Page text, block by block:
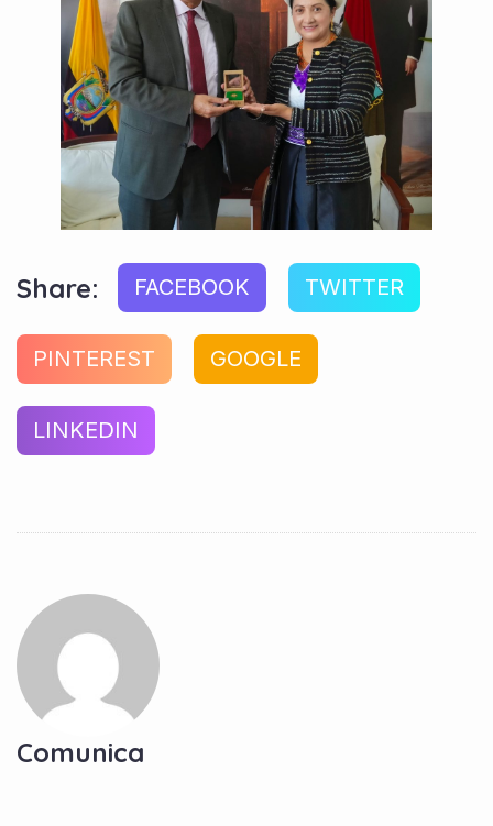
Share: FACEBOOK TWITTER
PINTEREST GOOGLE
LINKEDIN
Comunica